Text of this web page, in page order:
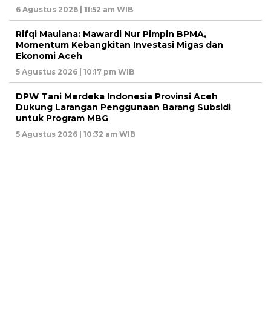
6 Agustus 2026 | 11:52 am WIB
Rifqi Maulana: Mawardi Nur Pimpin BPMA,
Momentum Kebangkitan Investasi Migas dan
Ekonomi Aceh
5 Agustus 2026 | 10:17 pm WIB
DPW Tani Merdeka Indonesia Provinsi Aceh
Dukung Larangan Penggunaan Barang Subsidi
untuk Program MBG
5 Agustus 2026 | 10:32 am WIB